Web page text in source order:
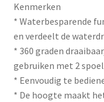
Kenmerken
* Waterbesparende
en verdeelt de
* 360 graden
gebruiken met 2
* Eenvoudig te
* De hoogte maakt